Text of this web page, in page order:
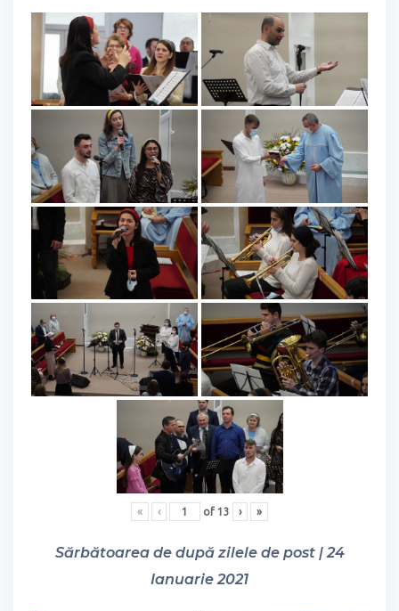
« ‹ of 13 › »
Sărbătoarea de după zilele de post | 24
Ianuarie 2021